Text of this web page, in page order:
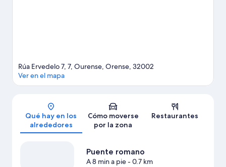
Mapa
Rúa Ervedelo 7, 7, Ourense, Orense, 32002
Ver en el mapa
Qué hay en los
alrededores
Cómo moverse
por la zona
Restaurantes
Puente romano
A 8 min a pie- 0.7 km